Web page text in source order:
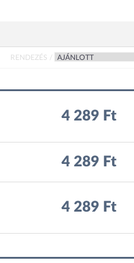
RENDEZÉS /
4 289 Ft
4 289 Ft
4 289 Ft